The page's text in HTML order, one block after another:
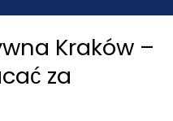
Kraków –
za